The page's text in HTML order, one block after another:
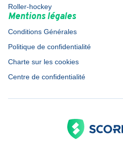
Roller-hockey
Mentions légales
Conditions Générales
Politique de confidentialité
Charte sur les cookies
Centre de confidentialité